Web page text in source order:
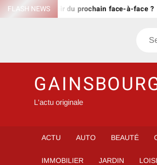
SkipFLASH NEWS
vraiment prévoir du prochain face-à-face ?
L'actu originale
ACTU AUTO BEAUTÉ
IMMOBILIER JARDIN